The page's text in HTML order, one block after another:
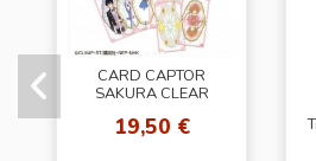
CARD CAPTOR
SAKURA CLEAR
19,50 €